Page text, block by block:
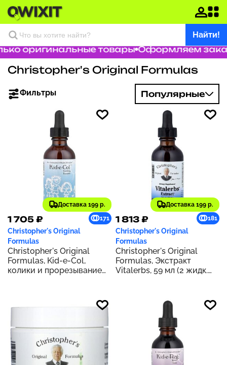
Найти!
оригинальные товары Оформляем заказ
Christopher's Original Formulas
Фильтры Популярные
Доставка 199 р.
1 705 ₽ 171
Christopher's Original
Formulas
Christopher's Original
Formulas, Kid-e-Col,
колики и прорезывание
Доставка 199 р.
1 813 ₽ 181
Christopher's Original
Formulas
Christopher's Original
Formulas, Экстракт
Vitalerbs, 59 мл (2 жидк.